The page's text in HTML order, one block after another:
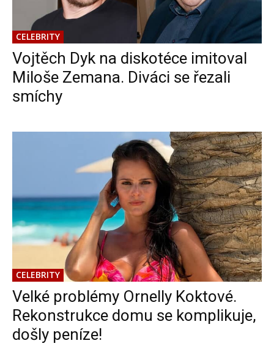
CELEBRITY
Vojtěch Dyk na diskotéce imitoval
Miloše Zemana. Diváci se řezali
smíchy
CELEBRITY
Velké problémy Ornelly Koktové.
Rekonstrukce domu se komplikuje,
došly peníze!